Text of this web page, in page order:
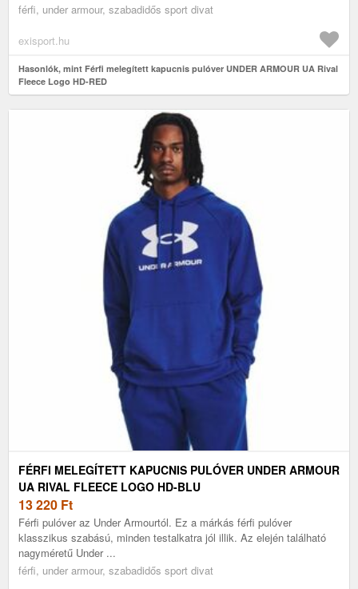
férfi, under armour, szabadidős sport divat
exisport.hu
Hasonlók, mint Férfi melegített kapucnis pulóver UNDER ARMOUR UA Rival
Fleece Logo HD-RED
FÉRFI MELEGÍTETT KAPUCNIS PULÓVER UNDER ARMOUR
UA RIVAL FLEECE LOGO HD-BLU
13 220 Ft
Férfi pulóver az Under Armourtól. Ez a márkás férfi pulóver
klasszikus szabású, minden testalkatra jól illik. Az elején található
nagyméretű Under ...
férfi, under armour, szabadidős sport divat